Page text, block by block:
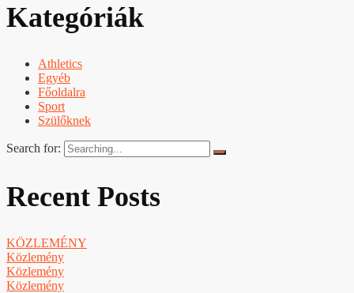
Kategóriák
Athletics
Egyéb
Főoldalra
Sport
Szülőknek
Search for:
Recent Posts
KÖZLEMÉNY
Közlemény
Közlemény
Közlemény